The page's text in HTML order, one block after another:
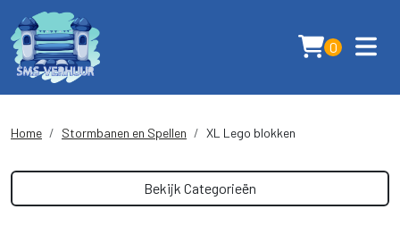
0
Home Stormbanen en Spellen XL Lego blokken
Bekijk Categorieën